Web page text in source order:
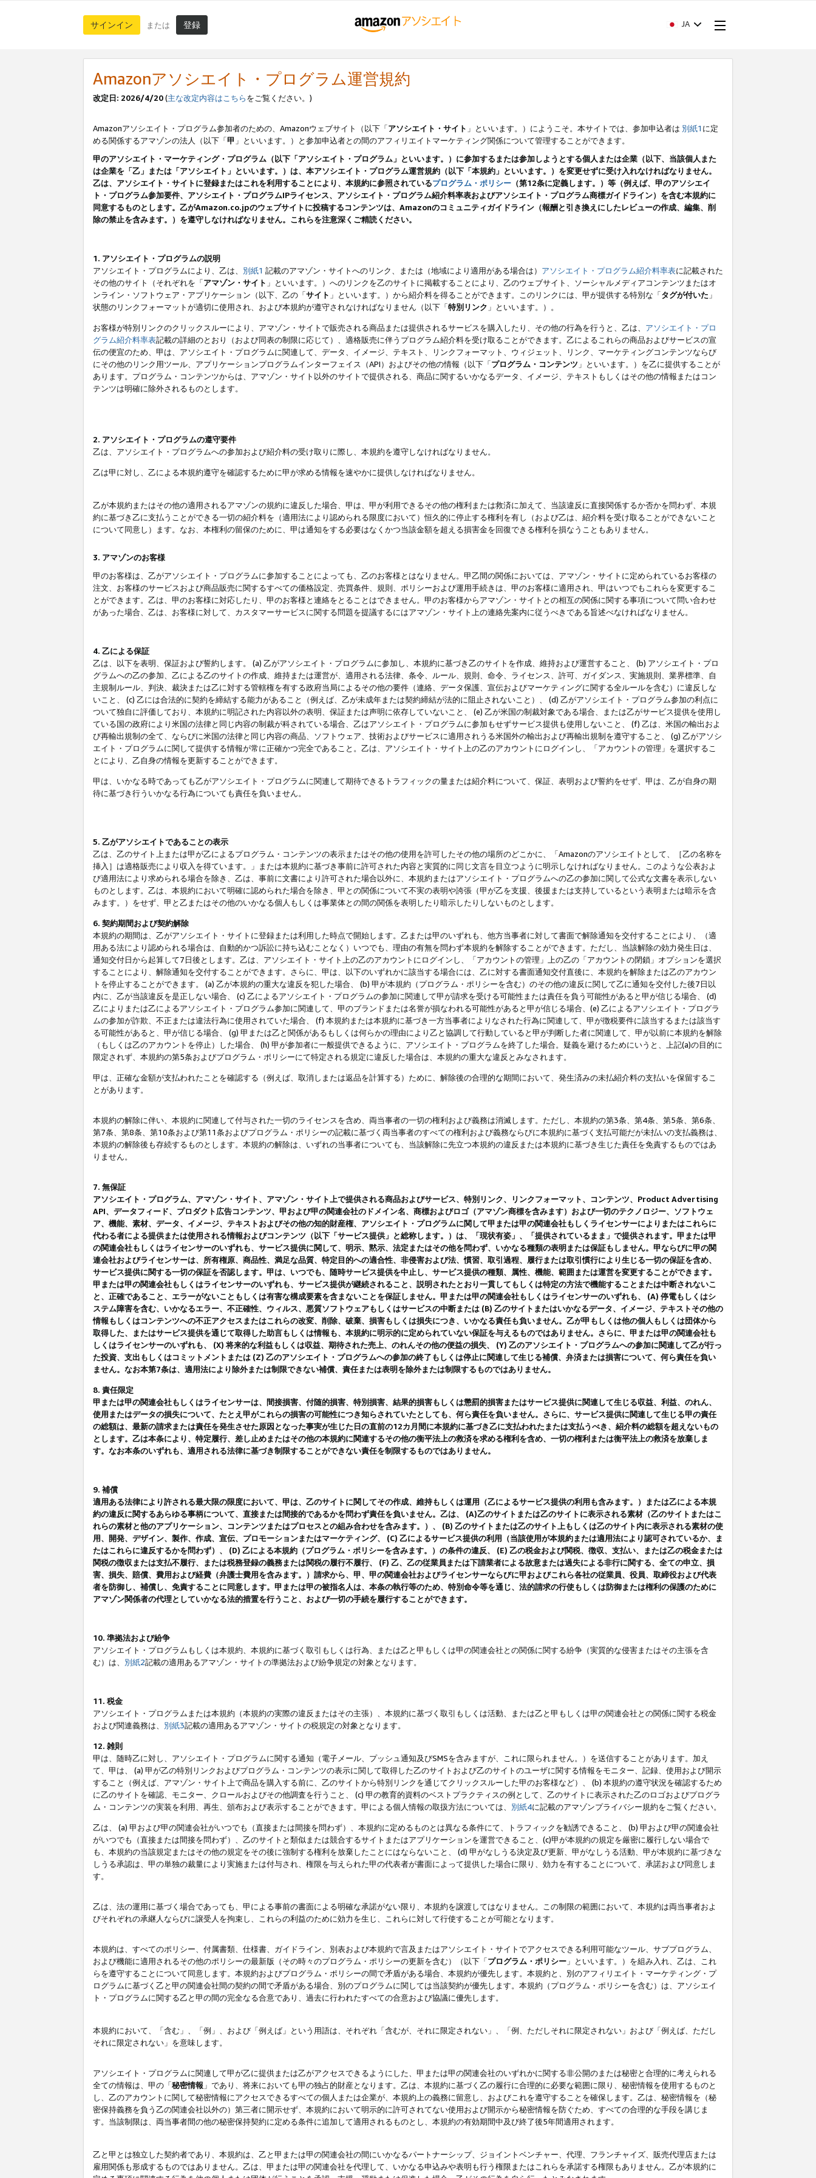
サインイン または 登録 JA
Amazonアソシエイト・プログラム運営規約
改定日: 2026/4/20(主な改定内容はこちらをご覧ください。)
Amazonアソシエイト・プログラム参加者のための、Amazonウェブサイト（以下「アソシエイト・サイト 」といいます。）にようこそ。本サイトでは、参加申込者は 別紙1 に定
める関係するアマゾンの法人（以下「甲 」といいます。）と参加申込者との間のアフィリエイトマーケティング関係について管理することができます。
甲のアソシエイト・マーケティング・プログラム（以下「アソシエイト・プログラム」といいます。）に参加するまたは参加しようとする個人または企業（以下、当該個人また
は企業を「乙」または「アソシエイト」といいます。）は、本アソシエイト・プログラム運営規約（以下「本規約」といいます。）を変更せずに受け入れなければなりません。
乙は、アソシエイト・サイトに登録またはこれを利用することにより、本規約に参照されているプログラム・ポリシー （第12条に定義します。）等（例えば、甲のアソシエイ
ト・プログラム参加要件、アソシエイト・プログラムIPライセンス、アソシエイト・プログラム紹介料率表およびアソシエイト・プログラム商標ガイドライン）を含む本規約に
同意するものとします。乙がAmazon.co.jpのウェブサイトに投稿するコンテンツは、Amazonのコミュニティガイドライン（報酬と引き換えにしたレビューの作成、編集、削
除の禁止を含みます。）を遵守しなければなりません。これらを注意深くご精読ください。
1. アソシエイト・プログラムの説明
アソシエイト・プログラムにより、乙は、 別紙1 記載のアマゾン・サイトへのリンク、または（地域により適用がある場合は） アソシエイト・プログラム紹介料率表に記載された
その他のサイト（それぞれを「アマゾン・サイト 」といいます。）へのリンクを乙のサイトに掲載することにより、乙のウェブサイト、ソーシャルメディアコンテンツまたはオ
ンライン・ソフトウェア・アプリケーション（以下、乙の「サイト 」といいます。）から紹介料を得ることができます。このリンクには、甲が提供する特別な「タグが付いた 」
状態のリンクフォーマットが適切に使用され、および本規約が遵守されなければなりません（以下「特別リンク 」といいます。）。
お客様が特別リンクのクリックスルーにより、アマゾン・サイトで販売される商品または提供されるサービスを購入したり、その他の行為を行うと、乙は、 アソシエイト・プロ
グラム紹介料率表記載の詳細のとおり（および同表の制限に応じて）、適格販売に伴うプログラム紹介料を受け取ることができます。乙によるこれらの商品およびサービスの宣
伝の便宜のため、甲は、アソシエイト・プログラムに関連して、データ、イメージ、テキスト、リンクフォーマット、ウィジェット、リンク、マーケティングコンテンツならび
にその他のリンク用ツール、アプリケーションプログラムインターフェイス（API）およびその他の情報（以下「プログラム・コンテンツ 」といいます。）を乙に提供することが
あります。プログラム・コンテンツからは、アマゾン・サイト以外のサイトで提供される、商品に関するいかなるデータ、イメージ、テキストもしくはその他の情報またはコン
テンツは明確に除外されるものとします。
2. アソシエイト・プログラムの遵守要件
乙は、アソシエイト・プログラムへの参加および紹介料の受け取りに際し、本規約を遵守しなければなりません。
乙は甲に対し、乙による本規約遵守を確認するために甲が求める情報を速やかに提供しなければなりません。
乙が本規約またはその他の適用されるアマゾンの規約に違反した場合、甲は、甲が利用できるその他の権利または救済に加えて、当該違反に直接関係するか否かを問わず、本規
約に基づき乙に支払うことができる一切の紹介料を（適用法により認められる限度において）恒久的に停止する権利を有し（および乙は、紹介料を受け取ることができないこと
について同意し）ます。なお、本権利の留保のために、甲は通知をする必要はなくかつ当該金額を超える損害金を回復できる権利を損なうこともありません。
3. アマゾンのお客様
甲のお客様は、乙がアソシエイト・プログラムに参加することによっても、乙のお客様とはなりません。甲乙間の関係においては、アマゾン・サイトに定められているお客様の
注文、お客様のサービスおよび商品販売に関するすべての価格設定、売買条件、規則、ポリシーおよび運用手続きは、甲のお客様に適用され、甲はいつでもこれらを変更するこ
とができます。乙は、甲のお客様に対応したり、甲のお客様と連絡をとることはできません。甲のお客様からアマゾン・サイトとの相互の関係に関する事項について問い合わせ
があった場合、乙は、お客様に対して、カスタマーサービスに関する問題を提議するにはアマゾン・サイト上の連絡先案内に従うべきである旨述べなければなりません。
4. 乙による保証
乙は、以下を表明、保証および誓約します。 (a) 乙がアソシエイト・プログラムに参加し、本規約に基づき乙のサイトを作成、維持および運営すること、 (b) アソシエイト・プロ
グラムへの乙の参加、乙による乙のサイトの作成、維持または運営が、適用される法律、条令、ルール、規則、命令、ライセンス、許可、ガイダンス、実施規則、業界標準、自
主規制ルール、判決、裁決または乙に対する管轄権を有する政府当局によるその他の要件（連絡、データ保護、宣伝およびマーケティングに関する全ルールを含む）に違反しな
いこと、 (c) 乙には合法的に契約を締結する能力があること（例えば、乙が未成年または契約締結が法的に阻止されないこと）、 (d) 乙がアソシエイト・プログラム参加の利点に
ついて独自に評価しており、本規約に明記された内容以外の表明、保証または声明に依存していないこと、 (e) 乙が米国の制裁対象である場合、または乙がサービス提供を使用し
ている国の政府により米国の法律と同じ内容の制裁が科されている場合、乙はアソシエイト・プログラムに参加もせずサービス提供も使用しないこと、 (f) 乙は、米国の輸出およ
び再輸出規制の全て、ならびに米国の法律と同じ内容の商品、ソフトウェア、技術およびサービスに適用されうる米国外の輸出および再輸出規制を遵守すること、 (g) 乙がアソシ
エイト・プログラムに関して提供する情報が常に正確かつ完全であること。乙は、アソシエイト・サイト上の乙のアカウントにログインし、「アカウントの管理」を選択するこ
とにより、乙自身の情報を更新することができます。
甲は、いかなる時であっても乙がアソシエイト・プログラムに関連して期待できるトラフィックの量または紹介料について、保証、表明および誓約をせず、甲は、乙が自身の期
待に基づき行ういかなる行為についても責任を負いません。
5. 乙がアソシエイトであることの表示
乙は、乙のサイト上または甲が乙によるプログラム・コンテンツの表示またはその他の使用を許可したその他の場所のどこかに、「Amazonのアソシエイトとして、［乙の名称を
挿入］は適格販売により収入を得ています。」または本規約に基づき事前に許可された内容と実質的に同じ文言を目立つように明示しなければなりません。このような公表およ
び適用法により求められる場合を除き、乙は、事前に文書により許可された場合以外に、本規約またはアソシエイト・プログラムへの乙の参加に関して公式な文書を表示しない
ものとします。乙は、本規約において明確に認められた場合を除き、甲との関係について不実の表明や誇張（甲が乙を支援、後援または支持しているという表明または暗示を含
みます。）をせず、甲と乙またはその他のいかなる個人もしくは事業体との間の関係を表明したり暗示したりしないものとします。
6. 契約期間および契約解除
本規約の期間は、乙がアソシエイト・サイトに登録または利用した時点で開始します。乙または甲のいずれも、他方当事者に対して書面で解除通知を交付することにより、（適
用ある法により認められる場合は、自動的かつ訴訟に持ち込むことなく）いつでも、理由の有無を問わず本規約を解除することができます。ただし、当該解除の効力発生日は、
通知交付日から起算して7日後とします。乙は、アソシエイト・サイト上の乙のアカウントにログインし、「アカウントの管理」上の乙の「アカウントの閉鎖」オプションを選択
することにより、解除通知を交付することができます。さらに、甲は、以下のいずれかに該当する場合には、乙に対する書面通知交付直後に、本規約を解除または乙のアカウン
トを停止することができます。 (a) 乙が本規約の重大な違反を犯した場合、 (b) 甲が本規約（プログラム・ポリシーを含む）のその他の違反に関して乙に通知を交付した後7日以
内に、乙が当該違反を是正しない場合、 (c) 乙によるアソシエイト・プログラムの参加に関連して甲が請求を受ける可能性または責任を負う可能性があると甲が信じる場合、 (d)
乙によりまたは乙によるアソシエイト・プログラム参加に関連して、甲のブランドまたは名誉が損なわれる可能性があると甲が信じる場合、(e) 乙によるアソシエイト・プログラ
ムの参加が詐欺、不正または違法行為に使用されていた場合、 (f) 本規約または本規約に基づき一方当事者によりなされた行為に関連して、甲が徴税要件に該当するまたは該当す
る可能性があると、甲が信じる場合、 (g) 甲または乙と関係があるもしくは何らかの理由により乙と協調して行動していると甲が判断した者に関連して、甲が以前に本規約を解除
（もしくは乙のアカウントを停止）した場合、 (h) 甲が参加者に一般提供できるように、アソシエイト・プログラムを終了した場合。疑義を避けるためにいうと、上記(a)の目的に
限定されず、本規約の第5条およびプログラム・ポリシーにて特定される規定に違反した場合は、本規約の重大な違反とみなされます。
甲は、正確な金額が支払われたことを確認する（例えば、取消しまたは返品を計算する）ために、解除後の合理的な期間において、発生済みの未払紹介料の支払いを保留するこ
とがあります。
本規約の解除に伴い、本規約に関連して付与された一切のライセンスを含め、両当事者の一切の権利および義務は消滅します。ただし、本規約の第3条、第4条、第5条、第6条、
第7条、第8条、第10条および第11条およびプログラム・ポリシーの記載に基づく両当事者のすべての権利および義務ならびに本規約に基づく支払可能だが未払いの支払義務は、
本規約の解除後も存続するものとします。本規約の解除は、いずれの当事者についても、当該解除に先立つ本規約の違反または本規約に基づき生じた責任を免責するものではあ
りません。
7. 無保証
アソシエイト・プログラム、アマゾン・サイト、アマゾン・サイト上で提供される商品およびサービス、特別リンク、リンクフォーマット、コンテンツ、Product Advertising
API、データフィード、プロダクト広告コンテンツ、甲および甲の関連会社のドメイン名、商標およびロゴ（アマゾン商標を含みます）および一切のテクノロジー、ソフトウェ
ア、機能、素材、データ、イメージ、テキストおよびその他の知的財産権、アソシエイト・プログラムに関して甲または甲の関連会社もしくライセンサーによりまたはこれらに
代わる者による提供または使用される情報およびコンテンツ（以下「サービス提供」と総称します。）は、「現状有姿」、「提供されているまま」で提供されます。甲または甲
の関連会社もしくはライセンサーのいずれも、サービス提供に関して、明示、黙示、法定またはその他を問わず、いかなる種類の表明または保証もしません。甲ならびに甲の関
連会社およびライセンサーは、所有権原、商品性、満足な品質、特定目的への適合性、非侵害および法、慣習、取引過程、履行または取引慣行により生じる一切の保証を含め、
サービス提供に関する一切の保証を否認します。甲は、いつでも、随時サービス提供を中止し、サービス提供の種類、属性、機能、範囲または運営を変更することができます。
甲または甲の関連会社もしくはライセンサーのいずれも、サービス提供が継続されること、説明されたとおり一貫してもしくは特定の方法で機能することまたは中断されないこ
と、正確であること、エラーがないこともしくは有害な構成要素を含まないことを保証しません。甲または甲の関連会社もしくはライセンサーのいずれも、 (A) 停電もしくはシ
ステム障害を含む、いかなるエラー、不正確性、ウィルス、悪質ソフトウェアもしくはサービスの中断または (B) 乙のサイトまたはいかなるデータ、イメージ、テキストその他の
情報もしくはコンテンツへの不正アクセスまたはこれらの改変、削除、破棄、損害もしくは損失につき、いかなる責任も負いません。乙が甲もしくは他の個人もしくは団体から
取得した、またはサービス提供を通じて取得した助言もしくは情報も、本規約に明示的に定められていない保証を与えるものではありません。さらに、甲または甲の関連会社も
しくはライセンサーのいずれも、 (X) 将来的な利益もしくは収益、期待された売上、のれんその他の便益の損失、 (Y) 乙のアソシエイト・プログラムへの参加に関連して乙が行っ
た投資、支出もしくはコミットメントまたは (Z) 乙のアソシエイト・プログラムへの参加の終了もしくは停止に関連して生じる補償、弁済または損害について、何ら責任を負い
ません。なお本第7条は、適用法により除外または制限できない補償、責任または表明を除外または制限するものではありません。
8. 責任限定
甲または甲の関連会社もしくはライセンサーは、間接損害、付随的損害、特別損害、結果的損害もしくは懲罰的損害またはサービス提供に関連して生じる収益、利益、のれん、
使用またはデータの損失について、たとえ甲がこれらの損害の可能性につき知らされていたとしても、何ら責任を負いません。さらに、サービス提供に関連して生じる甲の責任
の総額は、最新の請求または責任を発生させた原因となった事実が生じた日の直前の12カ月間に本規約に基づき乙に支払われたまたは支払うべき、紹介料の総額を超えないもの
とします。乙は本条により、特定履行、差し止めまたはその他の本規約に関連するその他の衡平法上の救済を求める権利を含め、一切の権利または衡平法上の救済を放棄しま
す。なお本条のいずれも、適用される法律に基づき制限することができない責任を制限するものではありません。
9. 補償
適用ある法律により許される最大限の限度において、甲は、乙のサイトに関してその作成、維持もしくは運用（乙によるサービス提供の利用も含みます。）または乙による本規
約の違反に関するあらゆる事柄について、直接または間接的であるかを問わず責任を負いません。乙は、 (A)乙のサイトまたは乙のサイトに表示される素材（乙のサイトまたはこ
れらの素材と他のアプリケーション、コンテンツまたはプロセスとの組み合わせを含みます。）、 (B) 乙のサイトまたは乙のサイト上もしくは乙のサイト内に表示される素材の使
用、開発、デザイン、製作、作成、宣伝、プロモーションまたはマーケティング、 (C) 乙によるサービス提供の利用（当該使用が本規約または適用法により認可されているか、ま
たはこれらに違反するかを問わず）、 (D) 乙による本規約（プログラム・ポリシーを含みます。）の条件の違反、 (E) 乙の税金および関税、徴収、支払い、または乙の税金または
関税の徴収または支払不履行、または税務登録の義務または関税の履行不履行、 (F) 乙、乙の従業員または下請業者による故意または過失による非行に関する、全ての申立、損
害、損失、賠償、費用および経費（弁護士費用を含みます。）請求から、甲、甲の関連会社およびライセンサーならびに甲およびこれら各社の従業員、役員、取締役および代表
者を防御し、補償し、免責することに同意します。甲または甲の被指名人は、本条の執行等のため、特別命令等を通じ、法的請求の行使もしくは防御または権利の保護のために
アマゾン関係者の代理としていかなる法的措置を行うこと、および一切の手続を履行することができます。
10. 準拠法および紛争
アソシエイト・プログラムもしくは本規約、本規約に基づく取引もしくは行為、または乙と甲もしくは甲の関連会社との関係に関する紛争（実質的な侵害またはその主張を含
む）は、 別紙2記載の適用あるアマゾン・サイトの準拠法および紛争規定の対象となります。
11. 税金
アソシエイト・プログラムまたは本規約（本規約の実際の違反またはその主張）、本規約に基づく取引もしくは活動、または乙と甲もしくは甲の関連会社との関係に関する税金
および関連義務は、 別紙3記載の適用あるアマゾン・サイトの税規定の対象となります。
12. 雑則
甲は、随時乙に対し、アソシエイト・プログラムに関する通知（電子メール、プッシュ通知及びSMSを含みますが、これに限られません。）を送信することがあります。加え
て、甲は、 (a) 甲が乙の特別リンクおよびプログラム・コンテンツの表示に関して取得した乙のサイトおよび乙のサイトのユーザに関する情報をモニター、記録、使用および開示
すること（例えば、アマゾン・サイト上で商品を購入する前に、乙のサイトから特別リンクを通じてクリックスルーした甲のお客様など）、 (b) 本規約の遵守状況を確認するため
に乙のサイトを確認、モニター、クロールおよびその他調査を行うこと、 (c) 甲の教育的資料のベストプラクティスの例として、乙のサイトに表示された乙のロゴおよびプログラ
ム・コンテンツの実装を利用、再生、頒布および表示することができます。甲による個人情報の取扱方法については、 別紙4に記載のアマゾンプライバシー規約をご覧ください。
乙は、 (a) 甲および甲の関連会社がいつでも（直接または間接を問わず）、本規約に定めるものとは異なる条件にて、トラフィックを勧誘できること、 (b) 甲および甲の関連会社
がいつでも（直接または間接を問わず）、乙のサイトと類似または競合するサイトまたはアプリケーションを運営できること、(c)甲が本規約の規定を厳密に履行しない場合で
も、本規約の当該規定またはその他の規定をその後に強制する権利を放棄したことにはならないこと、 (d) 甲がなしうる決定及び更新、甲がなしうる活動、甲が本規約に基づきな
しうる承認は、甲の単独の裁量により実施または付与され、権限を与えられた甲の代表者が書面によって提供した場合に限り、効力を有することについて、承諾および同意しま
す。
乙は、法の運用に基づく場合であっても、甲による事前の書面による明確な承諾がない限り、本規約を譲渡してはなりません。この制限の範囲において、本規約は両当事者およ
びそれぞれの承継人ならびに譲受人を拘束し、これらの利益のために効力を生じ、これらに対して行使することが可能となります。
本規約は、すべてのポリシー、付属書類、仕様書、ガイドライン、別表および本規約で言及またはアソシエイト・サイトでアクセスできる利用可能なツール、サブプログラム、
および機能に適用されるその他のポリシーの最新版（その時々のプログラム・ポリシーの更新を含む）（以下「プログラム・ポリシー 」といいます。）を組み入れ、乙は、これ
らを遵守することについて同意します。本規約およびプログラム・ポリシーの間で矛盾がある場合、本規約が優先します。本規約と、別のアフィリエイト・マーケティング・プ
ログラムに基づく乙と甲の関連会社間の契約の間で矛盾がある場合、別のプログラムに関しては当該契約が優先します。本規約（プログラム・ポリシーを含む）は、アソシエイ
ト・プログラムに関する乙と甲の間の完全なる合意であり、過去に行われたすべての合意および協議に優先します。
本規約において、「含む」、「例」、および「例えば」という用語は、それぞれ「含むが、それに限定されない」、「例、ただしそれに限定されない」および「例えば、ただし
それに限定されない」を意味します。
アソシエイト・プログラムに関連して甲が乙に提供または乙がアクセスできるようにした、甲または甲の関連会社のいずれかに関する非公開のまたは秘密と合理的に考えられる
全ての情報は、甲の「秘密情報 」であり、将来においても甲の独占的財産となります。乙は、本規約に基づく乙の履行に合理的に必要な範囲に限り、秘密情報を使用するものと
し、乙のアカウントに関して秘密情報にアクセスできるすべての個人または企業が、本規約上の義務に留意し、およびこれを遵守することを確保します。乙は、秘密情報を（秘
密保持義務を負う乙の関連会社以外の）第三者に開示せず、本規約において明示的に許可されてない使用および開示から秘密情報を防ぐため、すべての合理的な手段を講じま
す。当該制限は、両当事者間の他の秘密保持契約に定める条件に追加して適用されるものとし、本規約の有効期間中及び終了後5年間適用されます。
乙と甲とは独立した契約者であり、本規約は、乙と甲または甲の関連会社の間にいかなるパートナーシップ、ジョイントベンチャー、代理、フランチャイズ、販売代理店または
雇用関係も形成するものではありません。乙は、甲または甲の関連会社を代理して、いかなる申込みや表明も行う権限またはこれらを承諾する権限もありません。乙が本規約に